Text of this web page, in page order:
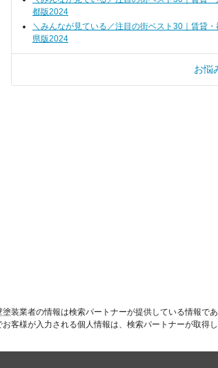
都版2024
＼みんなが見ている／注目の街ベスト30｜賃貸・
県版2024
お悩
装業者の情報は検索パートナーが提供している情報で
客様が入力される個人情報は、検索パートナーが取得